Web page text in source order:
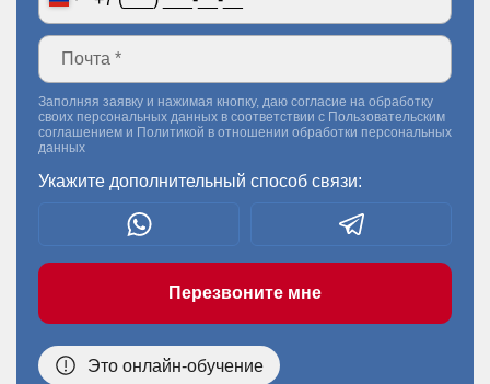
Заполняя заявку и нажимая кнопку, даю согласие на обработку
своих персональных данных в соответствии с Пользовательским
соглашением и Политикой в отношении обработки персональных
данных
Укажите дополнительный способ связи:
Перезвоните мне
Это онлайн-обучение